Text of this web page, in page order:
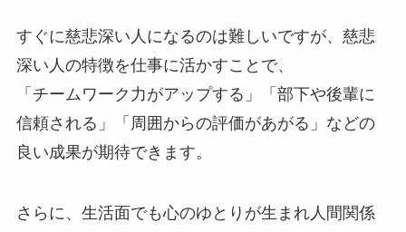
すぐに慈悲深い人になるのは難しいですが、慈悲
深い人の特徴を仕事に活かすことで、
「チームワーク力がアップする」「部下や後輩に
信頼される」「周囲からの評価があがる」などの
良い成果が期待できます。
さらに、生活面でも心のゆとりが生まれ人間関係